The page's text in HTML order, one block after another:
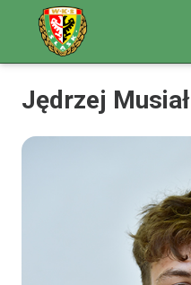
Jędrzej Musiał